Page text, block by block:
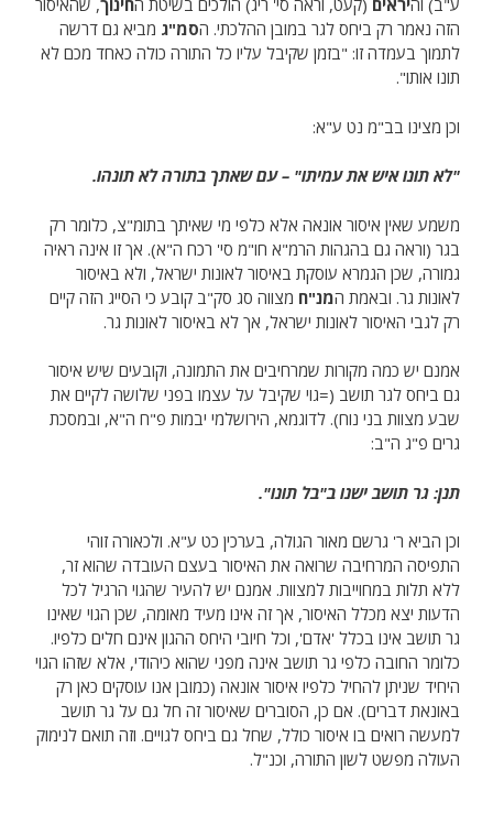
ע"ב) והיראים (קעט, וראה סי' ריג) הולכים בשיטת החינוך, שהאיסור
הזה נאמר רק ביחס לגר במובן ההלכתי. הסמ"ג מביא גם דרשה
לתמוך בעמדה זו: "בזמן שקיבל עליו כל התורה כולה כאחד מכם לא
תונו אותו".
וכן מצינו בב"מ נט ע"א:
"לא תונו איש את עמיתו" – עם שאתך בתורה לא תונהו.
משמע שאין איסור אונאה אלא כלפי מי שאיתך בתומ"צ, כלומר רק
בגר (וראה גם בהגהות הרמ"א חו"מ סי' רכח ה"א). אך זו אינה ראיה
גמורה, שכן הגמרא עוסקת באיסור לאונות ישראל, ולא באיסור
לאונות גר. ובאמת המנ"ח מצווה סג סק"ב קובע כי הסייג הזה קיים
רק לגבי האיסור לאונות ישראל, אך לא באיסור לאונות גר.
אמנם יש כמה מקורות שמרחיבים את התמונה, וקובעים שיש איסור
גם ביחס לגר תושב (=גוי שקיבל על עצמו בפני שלושה לקיים את
שבע מצוות בני נוח). לדוגמא, הירושלמי יבמות פ"ח ה"א, ובמסכת
גרים פ"ג ה"ב:
תנן: גר תושב ישנו ב"בל תונו".
וכן הביא ר' גרשם מאור הגולה, בערכין כט ע"א. ולכאורה זוהי
התפיסה המרחיבה שרואה את האיסור בעצם העובדה שהוא זר,
ללא תלות במחוייבות למצוות. אמנם יש להעיר שהגוי הרגיל לכל
הדעות יצא מכלל האיסור, אך זה אינו מעיד מאומה, שכן הגוי שאינו
גר תושב אינו בכלל 'אדם', וכל חיובי היחס ההגון אינם חלים כלפיו.
כלומר החובה כלפי גר תושב אינה מפני שהוא כיהודי, אלא שזהו הגוי
היחיד שניתן להחיל כלפיו איסור אונאה (כמובן אנו עוסקים כאן רק
באונאת דברים). אם כן, הסוברים שאיסור זה חל גם על גר תושב
למעשה רואים בו איסור כולל, שחל גם ביחס לגויים. וזה תואם לנימוק
העולה מפשט לשון התורה, וכנ"ל.